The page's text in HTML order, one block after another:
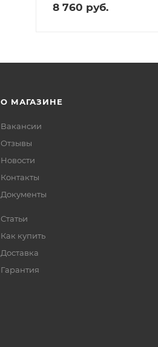
8 760 руб.
О МАГАЗИНЕ
Вакансии
Отзывы
Новости
Контакты
Документы
Статьи
Как купить
Доставка
Гарантия